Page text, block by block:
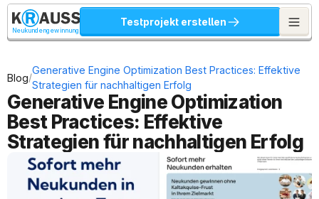
Neukundengewinnung
Testprojekt erstellen
Blog/
Generative Engine Optimization Best Practices: Effektive
Strategien für nachhaltigen Erfolg
Generative Engine Optimization
Best Practices: Effektive
Strategien für nachhaltigen Erfolg